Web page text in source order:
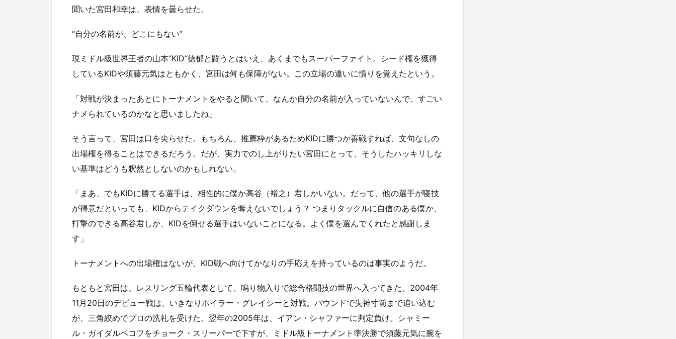
聞いた宮田和幸は、表情を曇らせた。
“自分の名前が、どこにもない”
現ミドル級世界王者の山本“KID”徳郁と闘うとはいえ、あくまでもスーパーファイト。シード権を獲得
しているKIDや須藤元気はともかく、宮田は何も保障がない。この立場の違いに憤りを覚えたという。
「対戦が決まったあとにトーナメントをやると聞いて、なんか自分の名前が入っていないんで、すごい
ナメられているのかなと思いましたね」
そう言って、宮田は口を尖らせた。もちろん、推薦枠があるためKIDに勝つか善戦すれば、文句なしの
出場権を得ることはできるだろう。だが、実力でのし上がりたい宮田にとって、そうしたハッキリしな
い基準はどうも釈然としないのかもしれない。
「まあ、でもKIDに勝てる選手は、相性的に僕か高谷（裕之）君しかいない。だって、他の選手が寝技
が得意だといっても、KIDからテイクダウンを奪えないでしょう？ つまりタックルに自信のある僕か、
打撃のできる高谷君しか、KIDを倒せる選手はいないことになる。よく僕を選んでくれたと感謝しま
す」
トーナメントへの出場権はないが、KID戦へ向けてかなりの手応えを持っているのは事実のようだ。
もともと宮田は、レスリング五輪代表として、鳴り物入りで総合格闘技の世界へ入ってきた。2004年
11月20日のデビュー戦は、いきなりホイラー・グレイシーと対戦。パウンドで失神寸前まで追い込む
が、三角絞めでプロの洗礼を受けた。翌年の2005年は、イアン・シャファーに判定負け。シャミー
ル・ガイダルベコフをチョーク・スリーパーで下すが、ミドル級トーナメント準決勝で須藤元気に腕を